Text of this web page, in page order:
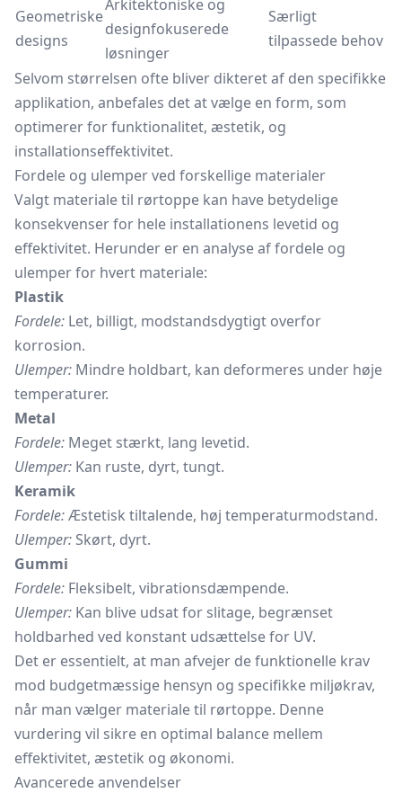
Geometriske
designs
Arkitektoniske og
designfokuserede
løsninger
Særligt
tilpassede behov
Selvom størrelsen ofte bliver dikteret af den specifikke
applikation, anbefales det at vælge en form, som
optimerer for funktionalitet, æstetik, og
installationseffektivitet.
Fordele og ulemper ved forskellige materialer
Valgt materiale til rørtoppe kan have betydelige
konsekvenser for hele installationens levetid og
effektivitet. Herunder er en analyse af fordele og
ulemper for hvert materiale:
Plastik
Fordele: Let, billigt, modstandsdygtigt overfor
korrosion.
Ulemper: Mindre holdbart, kan deformeres under høje
temperaturer.
Metal
Fordele: Meget stærkt, lang levetid.
Ulemper: Kan ruste, dyrt, tungt.
Keramik
Fordele:Æstetisk tiltalende, høj temperaturmodstand.
Ulemper: Skørt, dyrt.
Gummi
Fordele: Fleksibelt, vibrationsdæmpende.
Ulemper: Kan blive udsat for slitage, begrænset
holdbarhed ved konstant udsættelse for UV.
Det er essentielt, at man afvejer de funktionelle krav
mod budgetmæssige hensyn og specifikke miljøkrav,
når man vælger materiale til rørtoppe. Denne
vurdering vil sikre en optimal balance mellem
effektivitet, æstetik og økonomi.
Avancerede anvendelser